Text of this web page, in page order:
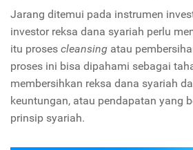
Jarang ditemui pada instrumen
investor reksa dana syariah perlu
itu proses cleansing atau
proses ini bisa dipahami sebagai
membersihkan reksa dana syariah
keuntungan, atau pendapatan yang
prinsip syariah.